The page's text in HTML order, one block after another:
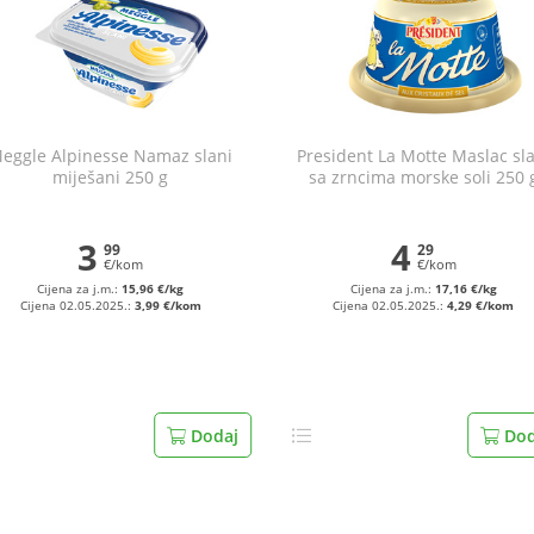
Alpinesse Namaz slani
miješani 250 g
3 99
€/kom
Cijena za j.m.:15,96 €/kg
Cijena 02.05.2025.: 3,99 €/kom
Dodaj
President La Motte Maslac
sa zrncima morske soli 250
4 29
€/kom
Cijena za j.m.: 17,16 €/kg
Cijena 02.05.2025.:4,29 €/kom